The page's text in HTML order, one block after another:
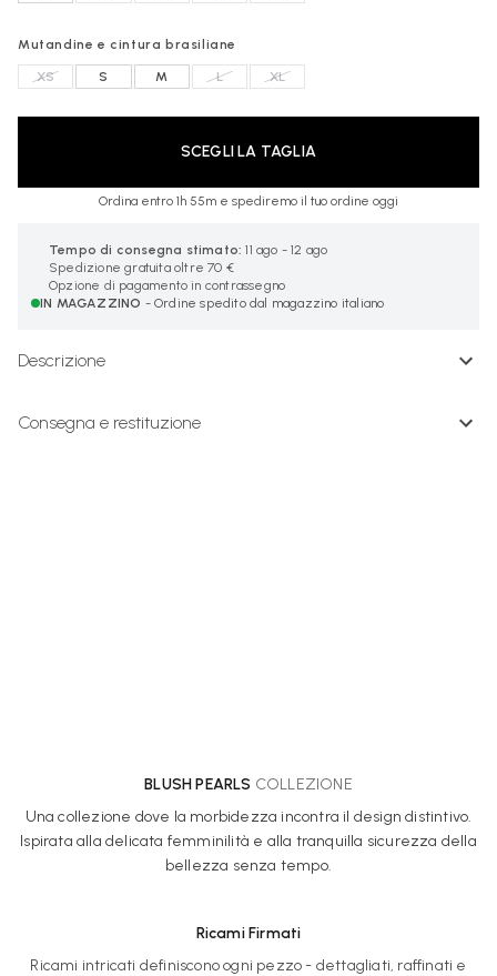
Mutandine e cintura brasiliane
XS S M L XL
SCEGLI LA TAGLIA
Ordina entro 1h 55m e spediremo il tuo ordine oggi
Tempo di consegna stimato: 11 ago - 12 ago
Spedizione gratuita oltre 70 €
Opzione di pagamento in contrassegno
IN MAGAZZINO - Ordine spedito dal magazzino italiano
Descrizione
Consegna e restituzione
BLUSH PEARLS COLLEZIONE
Una collezione dove la morbidezza incontra il design distintivo.
Ispirata alla delicata femminilità e alla tranquilla sicurezza della
bellezza senza tempo.
Ricami Firmati
Ricami intricati definiscono ogni pezzo - dettagliati, raffinati e